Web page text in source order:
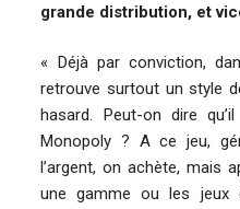
grande distribution, et
« Déjà par conviction,
retrouve surtout un style
hasard. Peut-on dire
Monopoly ? A ce jeu,
l’argent, on achète, mais
une gamme ou les jeux